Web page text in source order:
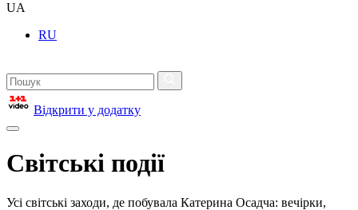
UA
RU
Відкрити у додатку
Світські події
Усі світські заходи, де побувала Катерина Осадча: вечірки,